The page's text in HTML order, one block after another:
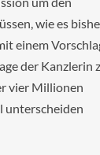
wie es
einem
der Kanzlerin
vier Millionen
unterscheiden